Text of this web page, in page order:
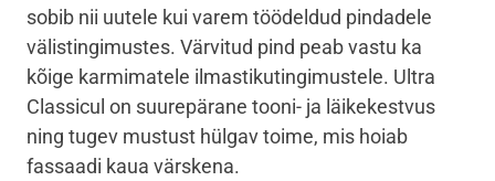
sobib nii uutele kui varem töödeldud pindadele
välistingimustes. Värvitud pind peab vastu ka
kõige karmimatele ilmastikutingimustele. Ultra
Classicul on suurepärane tooni- ja läikekestvus
ning tugev mustust hülgav toime, mis hoiab
fassaadi kaua värskena.